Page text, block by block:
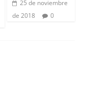
25 de noviembre
de 2018
0